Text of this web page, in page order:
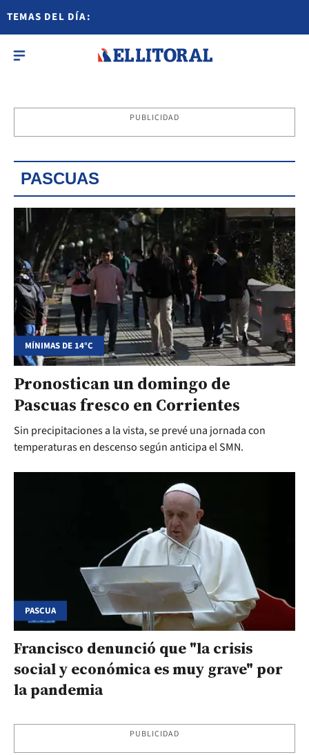
TEMAS DEL DÍA:
PUBLICIDAD
PASCUAS
MÍNIMAS DE 14°C
Pronostican un domingo de
Pascuas fresco en Corrientes
Sin precipitaciones a la vista, se prevé una jornada con
temperaturas en descenso según anticipa el SMN.
PASCUA
Francisco denunció que "la crisis
social y económica es muy grave" por
la pandemia
PUBLICIDAD